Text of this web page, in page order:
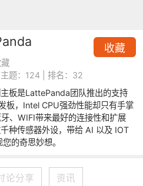
收藏
题：124 | 排名：32
板是LattePanda团队推出的支持
板，Intel CPU强劲性能却只有手掌
、WIFI带来最好的连接性和扩展
种传感器外设，带给 AI 以及 IOT
的奇思妙想。
论分享 资讯